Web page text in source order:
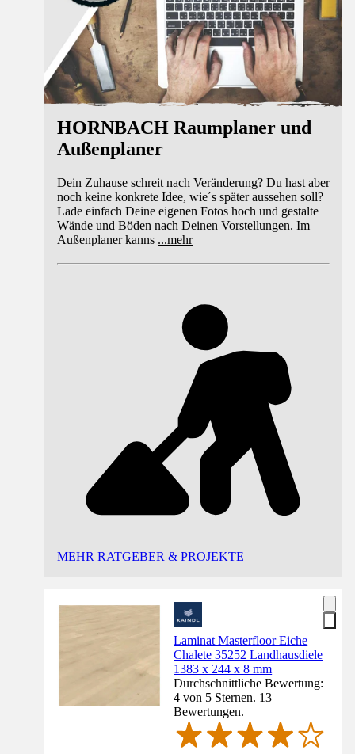
HORNBACH Raumplaner und
Außenplaner
Dein Zuhause schreit nach Veränderung? Du hast aber
noch keine konkrete Idee, wie´s später aussehen soll?
Lade einfach Deine eigenen Fotos hoch und gestalte
Wände und Böden nach Deinen Vorstellungen. Im
Außenplaner kanns ...mehr
MEHR RATGEBER & PROJEKTE
Laminat Masterfloor Eiche
Chalete 35252 Landhausdiele
1383 x 244 x 8 mm
Durchschnittliche Bewertung:
4 von 5 Sternen. 13
Bewertungen.